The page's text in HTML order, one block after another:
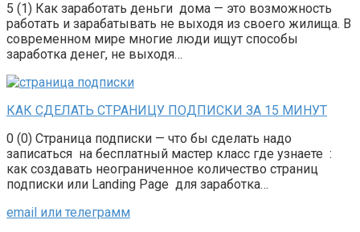
5 (1) Как заработать деньги дома — это возможность
работать и зарабатывать не выходя из своего жилища. В
современном мире многие люди ищут способы
заработка денег, не выходя…
КАК СДЕЛАТЬ СТРАНИЦУ ПОДПИСКИ ЗА 15 МИНУТ
0 (0) Страница подписки — что бы сделать надо
записаться на бесплатный мастер класс где узнаете :
как создавать неограниченное количество страниц
подписки или Landing Page для заработка…
email или телеграмм